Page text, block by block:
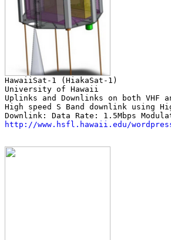
University of Hawaii
Uplinks and Downlinks on both VHF
High speed S Band downlink using
http://www.hsfl.hawaii.edu/